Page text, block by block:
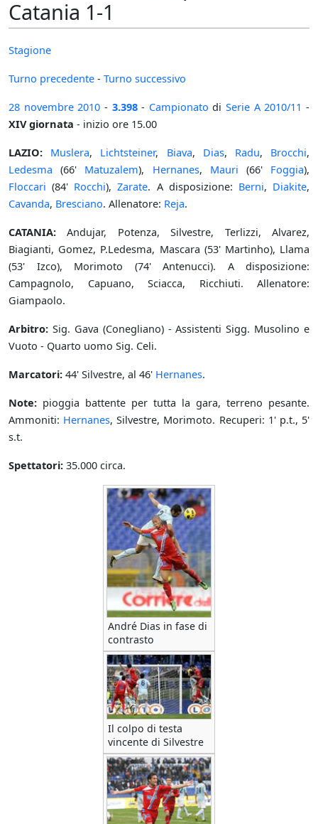
Catania 1-1
Stagione
Turno precedente - Turno successivo
28 novembre 2010 - 3.398- Campionato diSerie A 2010/11 -
XIV giornata - inizio ore 15.00
LAZIO: Muslera, Lichtsteiner, Biava, Dias, Radu, Brocchi,
Ledesma (66' Matuzalem), Hernanes, Mauri (66' Foggia),
Floccari (84' Rocchi),Zarate. A disposizione: Berni, Diakite,
Cavanda, Bresciano. Allenatore: Reja.
CATANIA: Andujar, Potenza, Silvestre, Terlizzi, Alvarez,
Biagianti, Gomez, P.Ledesma, Mascara (53' Martinho), Llama
(53' Izco), Morimoto (74' Antenucci). A disposizione:
Campagnolo, Capuano, Sciacca, Ricchiuti. Allenatore:
Giampaolo.
Arbitro: Sig. Gava (Conegliano) - Assistenti Sigg. Musolino e
Vuoto - Quarto uomo Sig. Celi.
Marcatori: 44' Silvestre, al 46' Hernanes.
Note: pioggia battente per tutta la gara, terreno pesante.
Ammoniti: Hernanes, Silvestre, Morimoto. Recuperi: 1' p.t., 5'
s.t.
Spettatori: 35.000 circa.
André Dias in fase di
contrasto
Il colpo di testa
vincente di Silvestre